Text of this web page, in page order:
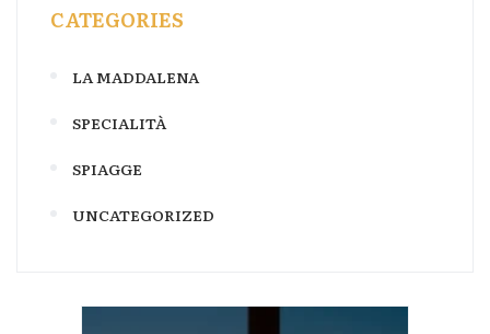
CATEGORIES
LA MADDALENA
SPECIALITÀ
SPIAGGE
UNCATEGORIZED